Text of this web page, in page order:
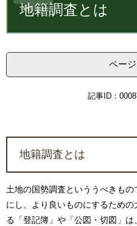
文 地籍調査とは
ペー
記事ID：
地籍調査とは
土地の国勢調査といううべきも
にし、より良いものにするため
る「登記簿」や「公図・切図」は